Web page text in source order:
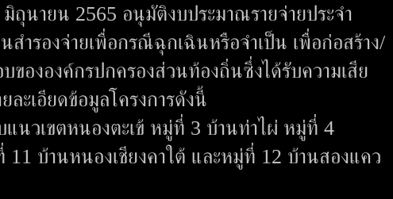
นายน 2565 อนุมัติงบประมาณรายจ่ายประจำ
สำรองจ่ายเพื่อกรณีฉุกเฉินหรือจำเป็น เพื่อก่อสร้าง/
ององค์กรปกครองส่วนท้องถิ่นซึ่งได้รับความเสีย
ะเอียดข้อมูลโครงการดังนี้
นวเขตหนองตะเข้ หมู่ที่ 3 บ้านท่าไผ่ หมู่ที่ 4
บ้านหนองเชียงคาใต้ และหมู่ที่ 12 บ้านสองแคว